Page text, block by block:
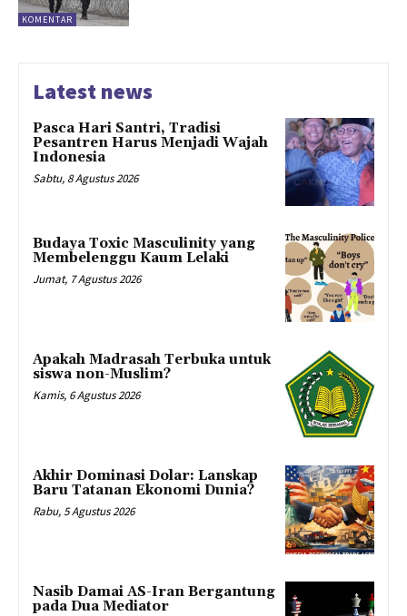
KOMENTAR
Latest news
Pasca Hari Santri, Tradisi
Pesantren Harus Menjadi Wajah
Indonesia
Sabtu, 8 Agustus 2026
Budaya Toxic Masculinity yang
Membelenggu Kaum Lelaki
Jumat, 7 Agustus 2026
Apakah Madrasah Terbuka untuk
siswa non-Muslim?
Kamis, 6 Agustus 2026
Akhir Dominasi Dolar: Lanskap
Baru Tatanan Ekonomi Dunia?
Rabu, 5 Agustus 2026
Nasib Damai AS-Iran Bergantung
pada Dua Mediator